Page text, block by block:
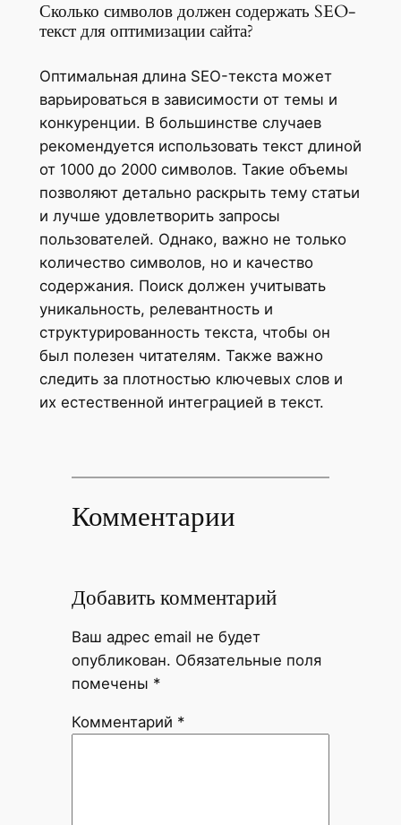
Сколько символов должен содержать SEO-
текст для оптимизации сайта?
Оптимальная длина SEO-текста может
варьироваться в зависимости от темы и
конкуренции. В большинстве случаев
рекомендуется использовать текст длиной
от 1000 до 2000 символов. Такие объемы
позволяют детально раскрыть тему статьи
и лучше удовлетворить запросы
пользователей. Однако, важно не только
количество символов, но и качество
содержания. Поиск должен учитывать
уникальность, релевантность и
структурированность текста, чтобы он
был полезен читателям. Также важно
следить за плотностью ключевых слов и
их естественной интеграцией в текст.
Комментарии
Добавить комментарий
Ваш адрес email не будет
опубликован. Обязательные поля
помечены *
Комментарий *